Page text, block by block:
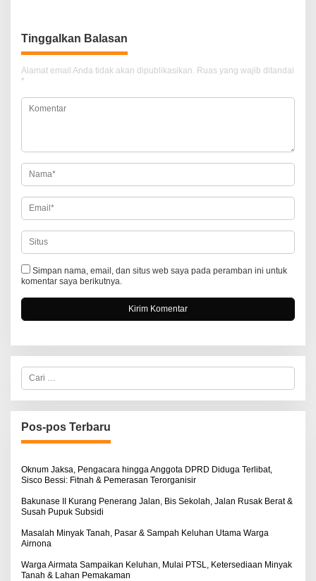
g
a
s
o
s
Tinggalkan Balasan
Alamat email Anda tidak akan dipublikasikan. Ruas yang wajib ditandai
*
Simpan nama, email, dan situs web saya pada peramban ini untuk
komentar saya berikutnya.
C
r
i
u
n
u
:
Pos-pos Terbaru
Oknum Jaksa, Pengacara hingga Anggota DPRD Diduga Terlibat,
Sisco Bessi: Fitnah & Pemerasan Terorganisir
Bakunase II Kurang Penerang Jalan, Bis Sekolah, Jalan Rusak Berat &
Susah Pupuk Subsidi
Masalah Minyak Tanah, Pasar & Sampah Keluhan Utama Warga
Airnona
Warga Airmata Sampaikan Keluhan, Mulai PTSL, Ketersediaan Minyak
Tanah & Lahan Pemakaman